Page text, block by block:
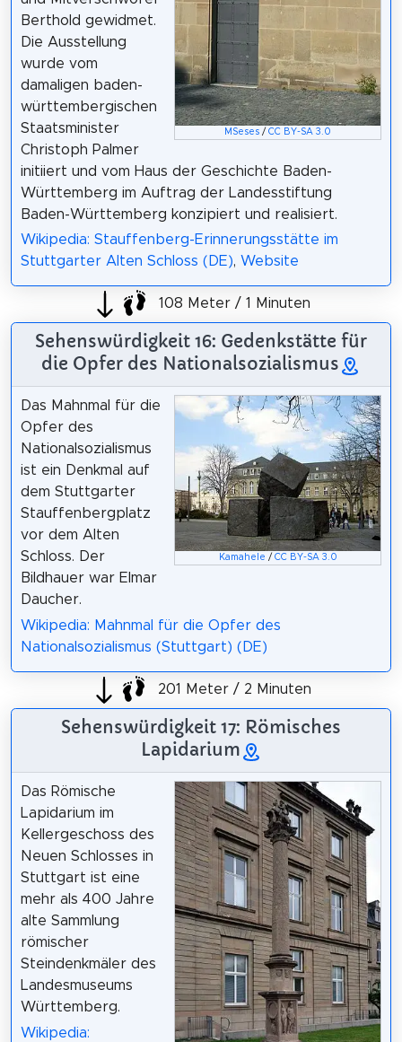
MSeses /CC BY-SA 3.0
Berthold gewidmet.
Die Ausstellung
wurde vom
damaligen baden-
württembergischen
Staatsminister
Christoph Palmer
initiiert und vom Haus der Geschichte Baden-
Württemberg im Auftrag der Landesstiftung
Baden-Württemberg konzipiert und realisiert.
Wikipedia: Stauffenberg-Erinnerungsstätte im
Stuttgarter Alten Schloss (DE), Website
108 Meter / 1 Minuten
Sehenswürdigkeit 16: Gedenkstätte für
die Opfer des Nationalsozialismus
Kamahele / CC BY-SA 3.0
Das Mahnmal für die
Opfer des
Nationalsozialismus
ist ein Denkmal auf
dem Stuttgarter
Stauffenbergplatz
vor dem Alten
Schloss. Der
Bildhauer war Elmar
Daucher.
Wikipedia: Mahnmal für die Opfer des
Nationalsozialismus (Stuttgart) (DE)
201 Meter / 2 Minuten
Sehenswürdigkeit 17: Römisches
Lapidarium
Das Römische
Lapidarium im
Kellergeschoss des
Neuen Schlosses in
Stuttgart ist eine
mehr als 400 Jahre
alte Sammlung
römischer
Steindenkmäler des
Landesmuseums
Württemberg.
Wikipedia: